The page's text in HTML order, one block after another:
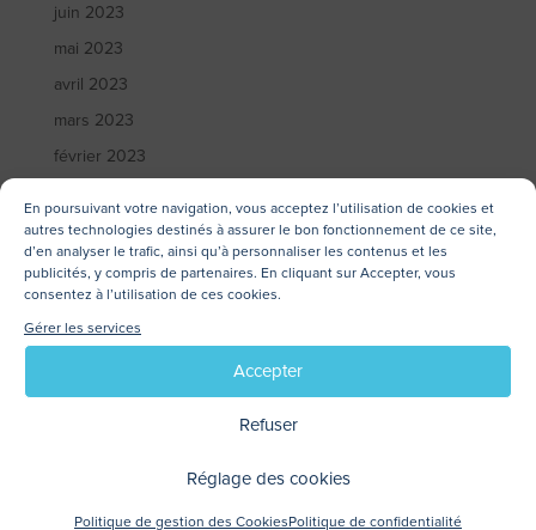
En poursuivant votre navigation, vous acceptez l’utilisation de cookies et
autres technologies destinés à assurer le bon fonctionnement de ce site,
d’en analyser le trafic, ainsi qu’à personnaliser les contenus et les
publicités, y compris de partenaires. En cliquant sur Accepter, vous
consentez à l’utilisation de ces cookies.
Gérer les services
Accepter
Refuser
Réglage des cookies
Politique de gestion des CookiesPolitique de confidentialité
juin 2023
mai 2023
avril 2023
mars 2023
février 2023
décembre 2022
novembre 2022
octobre 2022
septembre 2022
mars 2022